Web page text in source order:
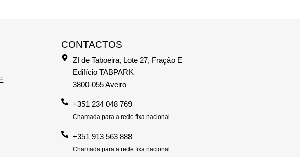
CONTACTOS
ZI de Taboeira, Lote 27, Fração E
Edifício TABPARK
3800-055 Aveiro
+351 234 048 769
Chamada para a rede fixa nacional
+351 913 563 888
Chamada para a rede fixa nacional